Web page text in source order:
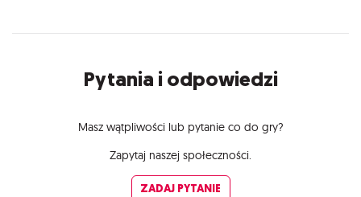
Pytania i odpowiedzi
Masz wątpliwości lub pytanie co do gry?
Zapytaj naszej społeczności.
ZADAJ PYTANIE